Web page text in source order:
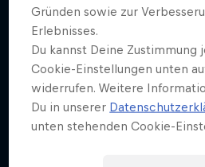
Gründen sowie zur
Erlebnisses.
Du kannst Deine Zustimmung
Cookie-Einstellungen unten
widerrufen. Weitere
Du in unserer
unten stehenden Cookie-